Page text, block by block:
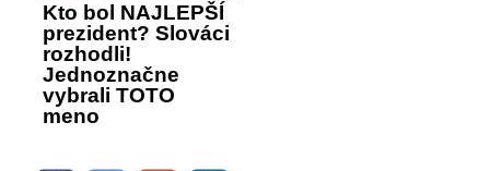
Kto bol NAJLEPŠÍ
prezident? Slováci
rozhodli!
Jednoznačne
vybrali TOTO
meno